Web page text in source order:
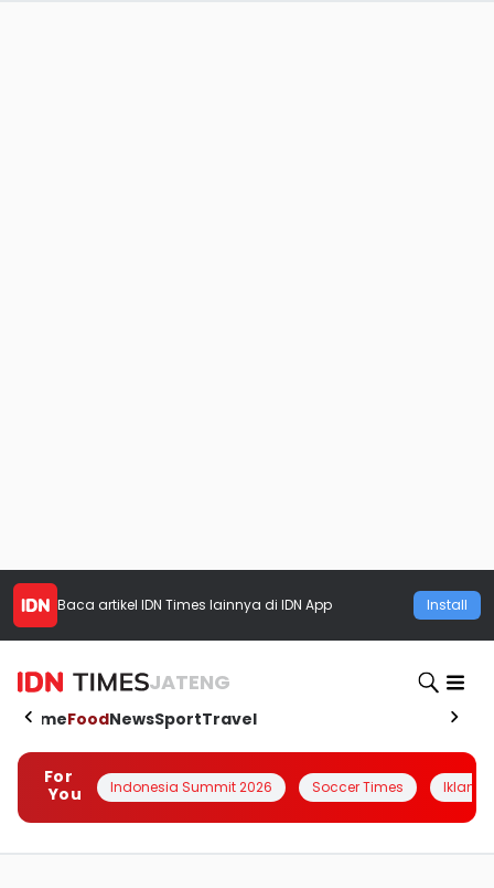
Baca artikel IDN Times lainnya di IDN App Install
JATENG
HomeFoodNewsSportTravel
For
You
Indonesia Summit 2026 Soccer Times Iklanin